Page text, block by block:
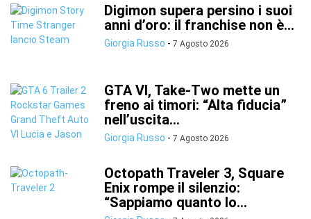
Digimon supera persino i suoi
anni d’oro: il franchise non è...
Giorgia Russo - 7 Agosto 2026
GTA VI, Take-Two mette un
freno ai timori: “Alta fiducia”
nell’uscita...
Giorgia Russo - 7 Agosto 2026
Octopath Traveler 3, Square
Enix rompe il silenzio:
“Sappiamo quanto lo...